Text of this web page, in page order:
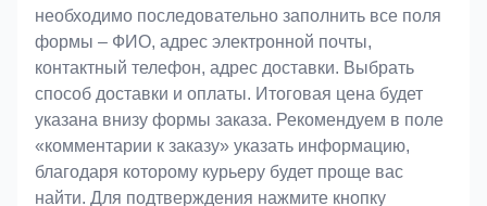
необходимо последовательно заполнить все поля
формы – ФИО, адрес электронной почты,
контактный телефон, адрес доставки. Выбрать
способ доставки и оплаты. Итоговая цена будет
указана внизу формы заказа. Рекомендуем в поле
«комментарии к заказу» указать информацию,
благодаря которому курьеру будет проще вас
найти. Для подтверждения нажмите кнопку